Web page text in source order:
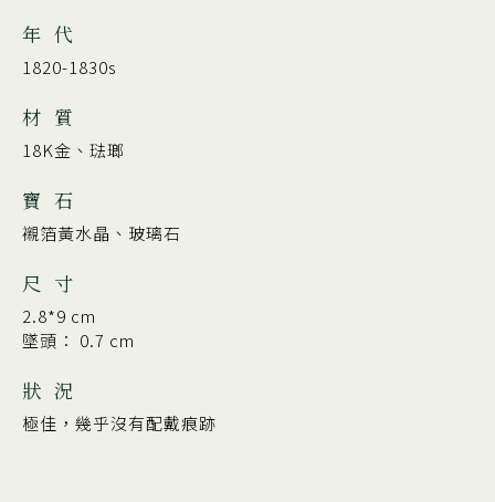
年 代
1820-1830s
材 質
18K金、琺瑯
寶 石
襯箔黃水晶、玻璃石
尺 寸
2.8*9 cm
墜頭： 0.7 cm
狀 況
極佳，幾乎沒有配戴痕跡